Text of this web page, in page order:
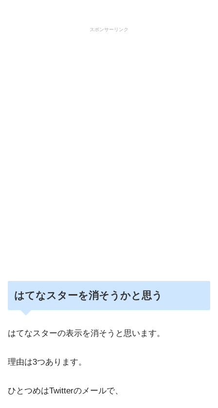
スポンサーリンク
はてなスターを消そうかと思う
はてなスターの表示を消そうと思います。
理由は3つあります。
ひとつめはTwitterのメールで、